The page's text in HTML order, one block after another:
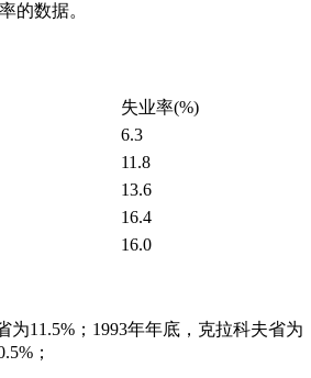
的数据。
失业率(%)
6.3
11.8
13.6
16.4
16.0
11.5%；1993年年底，克拉科夫省为
；